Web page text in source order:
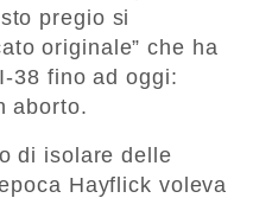
pregio si
originale” che ha
38 fino ad oggi:
aborto.
di isolare delle
Hayflick voleva